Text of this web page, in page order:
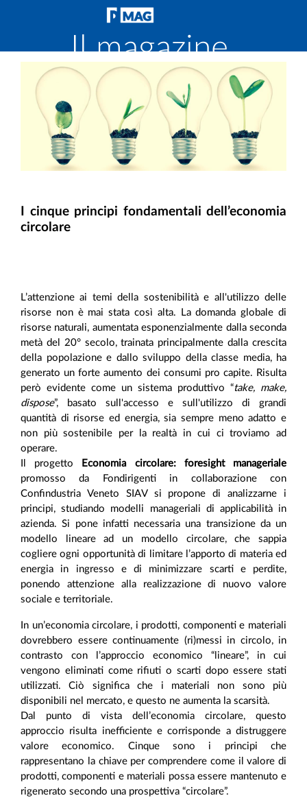
Il magazine
di
Fondirigenti
I cinque principi fondamentali dell’economia
circolare
L’attenzione ai temi della sostenibilità e all'utilizzo delle
risorse non è mai stata così alta. La domanda globale di
risorse naturali, aumentata esponenzialmente dalla seconda
metà del 20° secolo, trainata principalmente dalla crescita
della popolazione e dallo sviluppo della classe media, ha
generato un forte aumento dei consumi pro capite. Risulta
però evidente come un sistema produttivo “take, make,
dispose”, basato sull'accesso e sull'utilizzo di grandi
quantità di risorse ed energia, sia sempre meno adatto e
non più sostenibile per la realtà in cui ci troviamo ad
operare.
Il progetto
Economia circolare: foresight manageriale
promosso da Fondirigenti in collaborazione con
Confindustria Veneto SIAV si propone di analizzarne i
principi, studiando modelli manageriali di applicabilità in
azienda. Si pone infatti necessaria una transizione da un
modello lineare ad un modello circolare, che sappia
cogliere ogni opportunità di limitare l’apporto di materia ed
energia in ingresso e di minimizzare scarti e perdite,
ponendo attenzione alla realizzazione di nuovo valore
sociale e territoriale.
In un’economia circolare, i prodotti, componenti e materiali
dovrebbero essere continuamente (ri)messi in circolo, in
contrasto con l’approccio economico “lineare”, in cui
vengono eliminati come rifiuti o scarti dopo essere stati
utilizzati. Ciò significa che i materiali non sono più
disponibili nel mercato, e questo ne aumenta la scarsità.
Dal punto di vista dell’economia circolare, questo
approccio risulta inefficiente e corrisponde a distruggere
valore economico. Cinque sono i principi che
rappresentano la chiave per comprendere come il valore di
prodotti, componenti e materiali possa essere mantenuto e
rigenerato secondo una prospettiva “circolare”.